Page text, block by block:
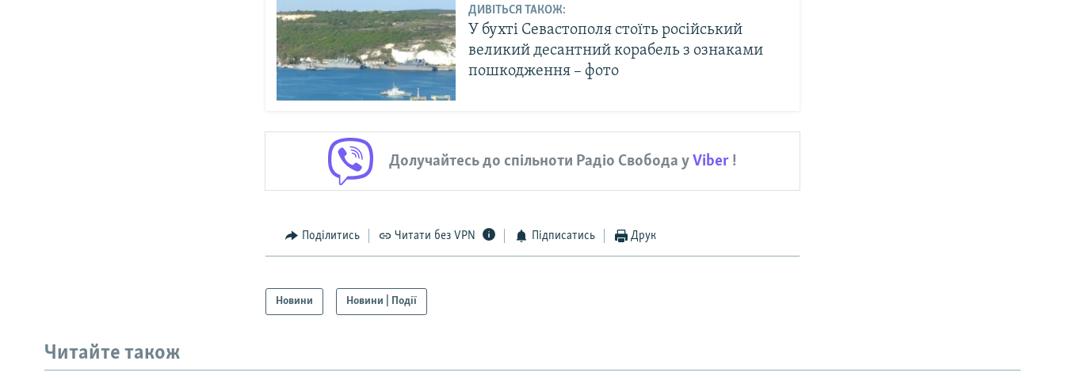
ДИВІТЬСЯ ТАКОЖ:
У бухті Севастополя стоїть російський
великий десантний корабель з ознаками
пошкодження – фото
Долучайтесь до спільноти Радіо Свобода уViber!
Поділитись Читати без VPN Підписатись Друк
Новини Новини | Події
Читайте також